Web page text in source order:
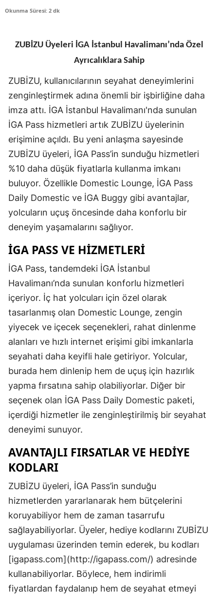
Okunma Süresi: 2 dk
ZUBİZU Üyeleri İGA İstanbul Havalimanı’nda Özel
Ayrıcalıklara Sahip
ZUBİZU, kullanıcılarının seyahat deneyimlerini
zenginleştirmek adına önemli bir işbirliğine daha
imza attı. İGA İstanbul Havalimanı'nda sunulan
İGA Pass hizmetleri artık ZUBİZU üyelerinin
erişimine açıldı. Bu yeni anlaşma sayesinde
ZUBİZU üyeleri, İGA Pass’in sunduğu hizmetleri
%10 daha düşük fiyatlarla kullanma imkanı
buluyor. Özellikle Domestic Lounge, İGA Pass
Daily Domestic ve İGA Buggy gibi avantajlar,
yolcuların uçuş öncesinde daha konforlu bir
deneyim yaşamalarını sağlıyor.
İGA PASS VE HIZMETLERI
İGA Pass, tandemdeki İGA İstanbul
Havalimanı’nda sunulan konforlu hizmetleri
içeriyor. İç hat yolcuları için özel olarak
tasarlanmış olan Domestic Lounge, zengin
yiyecek ve içecek seçenekleri, rahat dinlenme
alanları ve hızlı internet erişimi gibi imkanlarla
seyahati daha keyifli hale getiriyor. Yolcular,
burada hem dinlenip hem de uçuş için hazırlık
yapma fırsatına sahip olabiliyorlar. Diğer bir
seçenek olan İGA Pass Daily Domestic paketi,
içerdiği hizmetler ile zenginleştirilmiş bir seyahat
deneyimi sunuyor.
AVANTAJLI FIRSATLAR VE HEDIYE
KODLARI
ZUBİZU üyeleri, İGA Pass’in sunduğu
hizmetlerden yararlanarak hem bütçelerini
koruyabiliyor hem de zaman tasarrufu
sağlayabiliyorlar. Üyeler, hediye kodlarını ZUBİZU
uygulaması üzerinden temin ederek, bu kodları
[igapass.com](http://igapass.com/) adresinde
kullanabiliyorlar. Böylece, hem indirimli
fiyatlardan faydalanıp hem de seyahat etmeyi